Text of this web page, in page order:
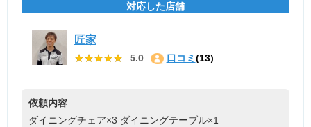
対応した店舗
匠家
★★★★★
★★★★★ 5.0 口コミ (13)
依頼内容
ダイニングチェア×3 ダイニングテーブル×1